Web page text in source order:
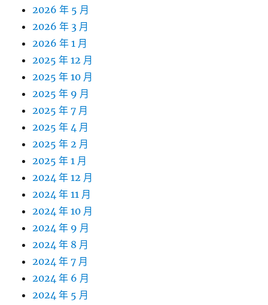
2026 年 5 月
2026 年 3 月
2026 年 1 月
2025 年 12 月
2025 年 10 月
2025 年 9 月
2025 年 7 月
2025 年 4 月
2025 年 2 月
2025 年 1 月
2024 年 12 月
2024 年 11 月
2024 年 10 月
2024 年 9 月
2024 年 8 月
2024 年 7 月
2024 年 6 月
2024 年 5 月